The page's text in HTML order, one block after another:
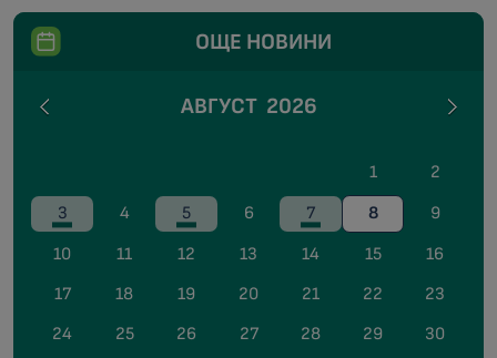
ОЩЕ НОВИНИ
АВГУСТ 2026
1
2
3
4 5 6 7 8
9
10
11 12 13 14 15
16
17
18 19 20 21 22
23
24
25 26 27 28 29
30